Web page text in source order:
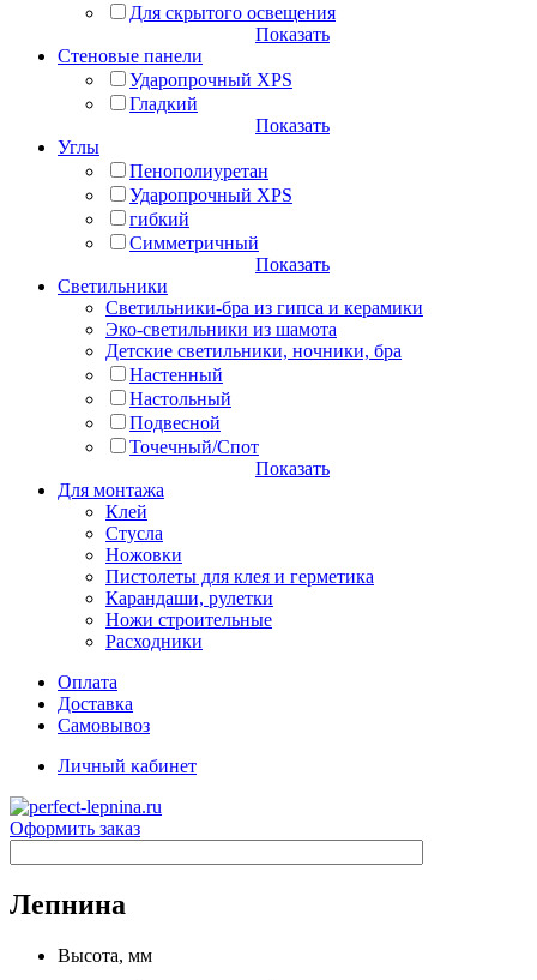
Для скрытого освещения
Показать
Стеновые панели
Ударопрочный XPS
Гладкий
Показать
Углы
Пенополиуретан
Ударопрочный XPS
гибкий
Симметричный
Показать
Светильники
Светильники-бра из гипса и керамики
Эко-светильники из шамота
Детские светильники, ночники, бра
Настенный
Настольный
Подвесной
Точечный/Спот
Показать
Для монтажа
Клей
Стусла
Ножовки
Пистолеты для клея и герметика
Карандаши, рулетки
Ножи строительные
Расходники
Оплата
Доставка
Самовывоз
Личный кабинет
Оформить заказ
Лепнина
Высота, мм